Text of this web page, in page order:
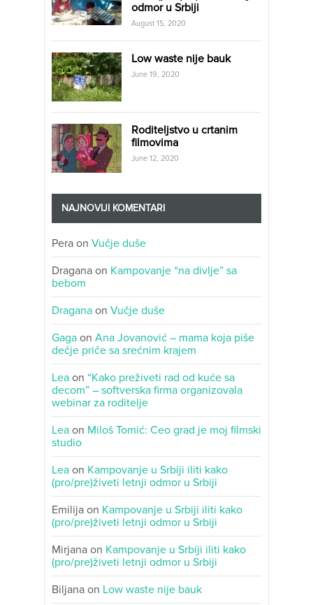
odmor u Srbiji
August 15, 2020
Low waste nije bauk
June 19, 2020
Roditeljstvo u crtanim
filmovima
June 12, 2020
NAJNOVIJI KOMENTARI
Pera on Vučje duše
Dragana on Kampovanje “na divlje” sa
bebom
Dragana on Vučje duše
Gaga on Ana Jovanović – mama koja piše
dečje priče sa srećnim krajem
Lea on “Kako preživeti rad od kuće sa
decom” – softverska firma organizovala
webinar za roditelje
Lea on Miloš Tomić: Ceo grad je moj filmski
studio
Lea on Kampovanje u Srbiji iliti kako
(pro/pre)živeti letnji odmor u Srbiji
Emilija on Kampovanje u Srbiji iliti kako
(pro/pre)živeti letnji odmor u Srbiji
Mirjana on Kampovanje u Srbiji iliti kako
(pro/pre)živeti letnji odmor u Srbiji
Biljana on Low waste nije bauk